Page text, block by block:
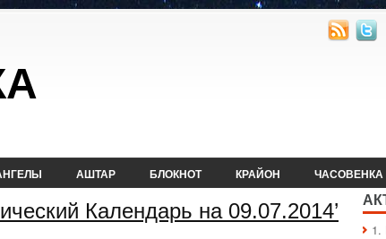
АШТАР БЛОКНОТ КРАЙОН ЧАСОВЕНКА
Календарь на 09.07.2014’
1.